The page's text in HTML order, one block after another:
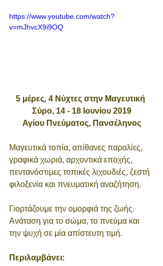
https://www.youtube.com/watch?
v=mJhvcX9i9OQ
5 μέρες, 4 Νύχτες στην Μαγευτική
Σύρο, 14 - 18 Ιουνίου 2019
Αγίου Πνεύματος, Πανσέληνος
Μαγευτικά τοπία, απίθανες παραλίες,
γραφικά χωριά, αρχοντικά εποχής,
πεντανόστιμες τοπικές λιχουδιές, ζεστή
φιλοξενία και πνευματική αναζήτηση.
Γιορτάζουμε την ομορφιά της ζωής.
Ανάταση για το σώμα, το πνεύμα και
την ψυχή σε μία απίστευτη τιμή.
Περιλαμβάνει: